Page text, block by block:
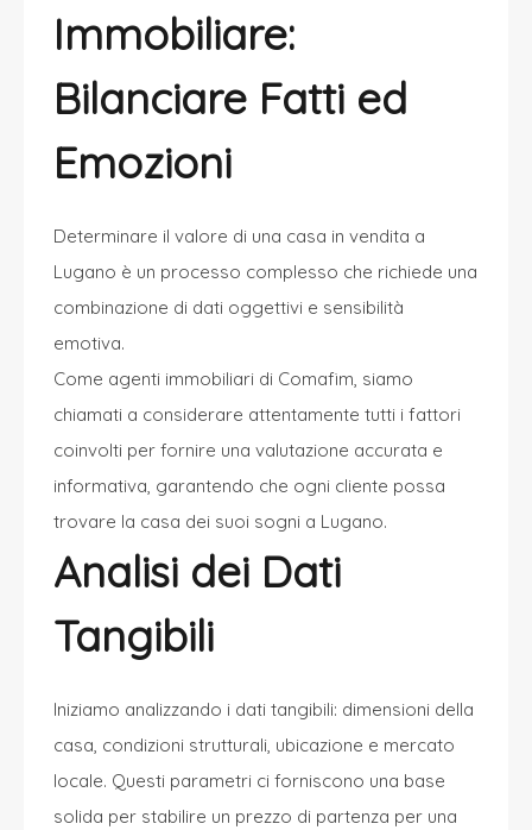
Immobiliare:
Bilanciare Fatti ed
Emozioni
Determinare il valore di una casa in vendita a
Lugano è un processo complesso che richiede una
combinazione di dati oggettivi e sensibilità
emotiva.
Come agenti immobiliari di Comafim, siamo
chiamati a considerare attentamente tutti i fattori
coinvolti per fornire una valutazione accurata e
informativa, garantendo che ogni cliente possa
trovare la casa dei suoi sogni a Lugano.
Analisi dei Dati
Tangibili
Iniziamo analizzando i dati tangibili: dimensioni della
casa, condizioni strutturali, ubicazione e mercato
locale. Questi parametri ci forniscono una base
solida per stabilire un prezzo di partenza per una